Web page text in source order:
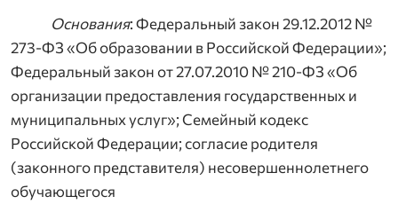
Основания: Федеральный закон 29.12.2012 №
273-ФЗ «Об образовании в Российской Федерации»;
Федеральный закон от 27.07.2010 № 210-ФЗ «Об
организации предоставления государственных и
муниципальных услуг»; Семейный кодекс
Российской Федерации; согласие родителя
(законного представителя) несовершеннолетнего
обучающегося